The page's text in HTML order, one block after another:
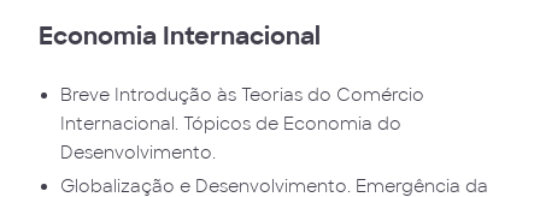
Economia Internacional
Breve Introdução às Teorias do Comércio
Internacional. Tópicos de Economia do
Desenvolvimento.
Globalização e Desenvolvimento. Emergência da